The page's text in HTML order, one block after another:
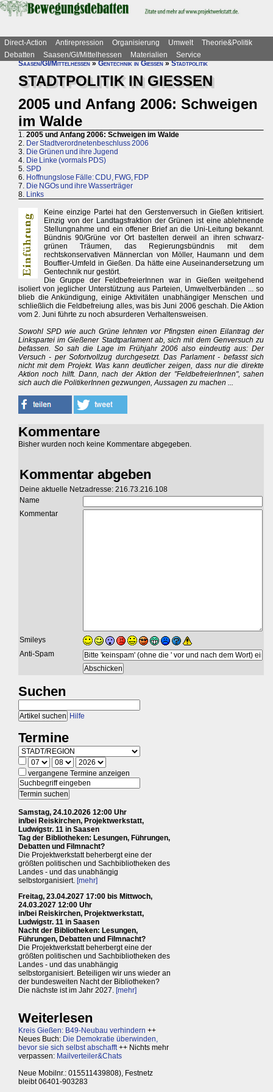
Direct-Action Antirepression Organisierung Umwelt
Theorie&Politik
Debatten
Saasen/GI/Mittelhessen Materialien
Service
Saasen/GI/Mittelhessen»Gentechnik in Gießen»Stadtpolitik
STADTPOLITIK IN GIESSEN
2005 und Anfang 2006: Schweigen
im Walde
1. 2005 und Anfang 2006: Schweigen im Walde
2. Der Stadtverordnetenbeschluss 2006
3. Die Grünen und ihre Jugend
4. Die Linke (vormals PDS)
5. SPD
6. Hoffnungslose Fälle: CDU, FWG, FDP
7. Die NGOs und ihre Wasserträger
8. Links
Keine einzige Partei hat den Gerstenversuch in Gießen kritisiert.
Einzig von der Landtagsfraktion der Grünen ist eine ablehnende
Stellungnahme und ein offener Brief an die Uni-Leitung bekannt.
Bündnis 90/Grüne vor Ort bastelten derweil an ihren schwarz-
grünen Träumen, das Regierungsbündnis mit dem
rechtskonservativen Männerclan von Möller, Haumann und dem
Bouffier-Umfeld in Gießen. Da hätte eine Auseinandersetzung um
Gentechnik nur gestört.
Die Gruppe der FeldbefreierInnen war in Gießen weitgehend
isoliert von jeglicher Unterstützung aus Parteien, Umweltverbänden ... so
blieb die Ankündigung, einige Aktivitäten unabhängiger Menschen und
schließlich die Feldbefreiung alles, was bis Juni 2006 geschah. Die Aktion
vom 2. Juni führte zu noch absurderen Verhaltensweisen.
Sowohl SPD wie auch Grüne lehnten vor Pfingsten einen Eilantrag der
Linkspartei im Gießener Stadtparlament ab, sich mit dem Genversuch zu
befassen. So sah die Lage im Frühjahr 2006 also eindeutig aus: Der
Versuch - per Sofortvollzug durchgesetzt. Das Parlament - befasst sich
nicht mit dem Projekt. Was kann deutlicher zeigen, dass nur die direkte
Aktion noch hilft. Dann, nach der Aktion der "FeldbefreierInnen", sahen
sich auch die PolitikerInnen gezwungen, Aussagen zu machen ...
Kommentare
Bisher wurden noch keine Kommentare abgegeben.
Kommentar abgeben
Deine aktuelle Netzadresse: 216.73.216.108
Name
Kommentar
Smileys
Anti-Spam
Suchen
Hilfe
Termine
vergangene Termine anzeigen
Samstag, 24.10.2026 12:00 Uhr
in/bei Reiskirchen, Projektwerkstatt,
Ludwigstr. 11 in Saasen
Tag der Bibliotheken: Lesungen, Führungen,
Debatten und Filmnacht?
Die Projektwerkstatt beherbergt eine der
größten politischen und Sachbibliotheken des
Landes - und das unabhängig
selbstorganisiert. [mehr]
Freitag, 23.04.2027 17:00 bis Mittwoch,
24.03.2027 12:00 Uhr
in/bei Reiskirchen, Projektwerkstatt,
Ludwigstr. 11 in Saasen
Nacht der Bibliotheken: Lesungen,
Führungen, Debatten und Filmnacht?
Die Projektwerkstatt beherbergt eine der
größten politischen und Sachbibliotheken des
Landes - und das unabhängig
selbstorganisiert. Beteiligen wir uns wieder an
der bundesweiten Nacht der Bibliotheken?
Die nächste ist im Jahr 2027. [mehr]
Weiterlesen
Kreis Gießen: B49-Neubau verhindern ++
Neues Buch: Die Demokratie überwinden,
bevor sie sich selbst abschafft++ Nichts mehr
verpassen: Mailverteiler&Chats
Neue Mobilnr.: 015511439808), Festnetz
bleibt 06401-903283